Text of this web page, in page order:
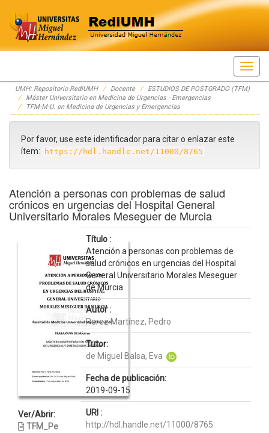
Skip
navigation
UMH: Repositorio RediUMH Docente
ESTUDIOS DE POSTGRADO (TFM)
Máster Universitario en Medicina de Urgencias - Emergencias
TFM-M-U. en Medicina de Urgencias y Emergencias
Por favor, use este identificador para citar o enlazar este
ítem:
https://hdl.handle.net/11000/8765
Atención a personas con problemas de salud
crónicos en urgencias del Hospital General
Universitario Morales Meseguer de Murcia
Ver/Abrir:
TFM_Pe
Título :
Atención a personas con problemas de
salud crónicos en urgencias del Hospital
General Universitario Morales Meseguer
de Murcia
Autor :
Perez Martínez, Pedro
Tutor:
de Miguel Balsa, Eva
Fecha de publicación:
2019-09-15
URI :
http://hdl.handle.net/11000/8765